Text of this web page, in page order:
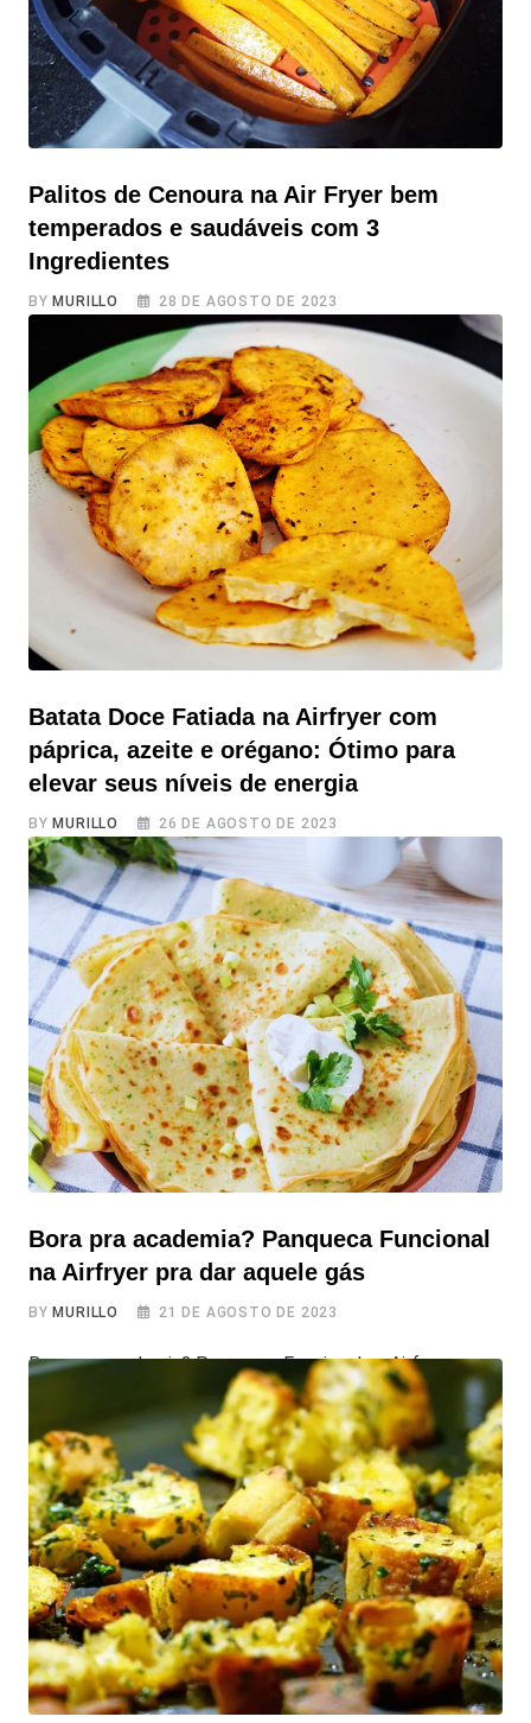
Palitos de Cenoura na Air Fryer bem
temperados e saudáveis com 3
Ingredientes
BY MURILLO 28 DE AGOSTO DE 2023
Palitos de Cenoura na Air Fryer bem temperados e
saudáveis com 3 Ingredientes Se você está procurando
um snack para beliscar ou lanche rápido, delicioso e
incrivelmente saudável, você veio ao lugar certo! Os
Palitos de Cenoura na Air Fryer são perfeitos para os
momentos em que a fome aparece. Embora você possa
inicialmente preferir
Batata Doce Fatiada na Airfryer com
páprica, azeite e orégano: Ótimo para
elevar seus níveis de energia
BY MURILLO 26 DE AGOSTO DE 2023
Batata Doce Fatiada na Airfryer com páprica, azeite e
orégano: Ótimo para elevar seus níveis de energia Se
você tem batata doce em casa e busca por um
lanchinho rápido e nutritivo antes de ir para a academia
ou para fazer uma atividade física, não tem desculpa
para não fazer essa receita! A Batata Doce
Bora pra academia? Panqueca Funcional
na Airfryer pra dar aquele gás
BY MURILLO 21 DE AGOSTO DE 2023
Bora pra academia? Panqueca Funcional na Airfryer pra
dar aquele gás Preparado para uma panqueca fácil de
fazer e muito funcional que vai te dar a energia
necessária para encarar a academia com determinação?
Com alguns ingredientes e criatividade, você terá uma
Panqueca Funcional na Airfryer pra dar aquele gás na
academia, no trabalho ou o